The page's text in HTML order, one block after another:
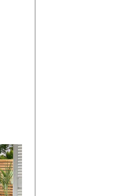
di
I
Vespri